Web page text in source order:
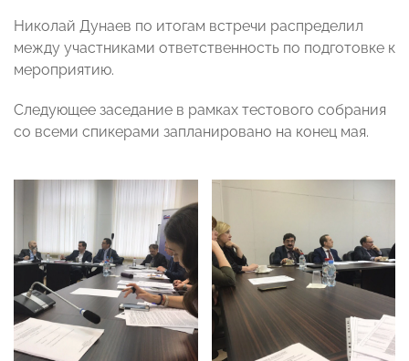
Николай Дунаев по итогам встречи распределил
между участниками ответственность по подготовке к
мероприятию.
Следующее заседание в рамках тестового собрания
со всеми спикерами запланировано на конец мая.